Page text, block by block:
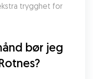
trygghet for
bør jeg